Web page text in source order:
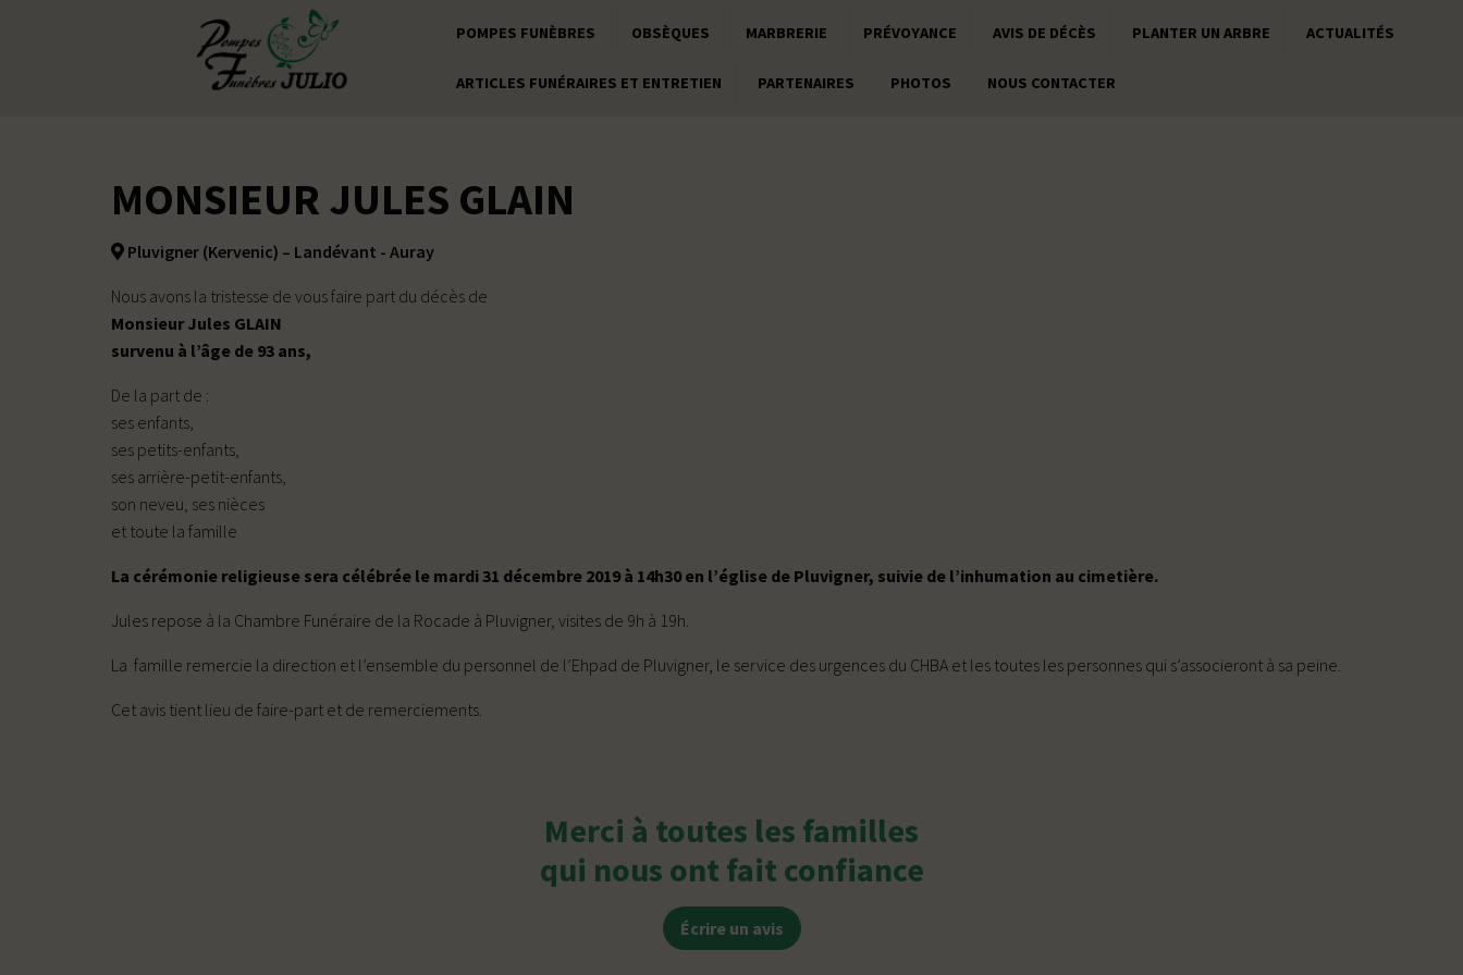
POMPES FUNÈBRES OBSÈQUES MARBRERIE PRÉVOYANCE AVIS DE DÉCÈS PLANTER UN ARBRE ACTUALITÉS
ARTICLES FUNÉRAIRES ET ENTRETIEN PARTENAIRES PHOTOS NOUS CONTACTER
MONSIEUR JULES GLAIN
Pluvigner (Kervenic) – Landévant - Auray
Nous avons la tristesse de vous faire part du décès de
Monsieur Jules GLAIN
survenu à l’âge de 93 ans,
De la part de :
ses enfants,
ses petits-enfants,
ses arrière-petit-enfants,
son neveu, ses nièces
et toute la famille
La cérémonie religieuse sera célébrée le mardi 31 décembre 2019 à 14h30 en l’église de Pluvigner, suivie de l’inhumation au cimetière.
Jules repose à la Chambre Funéraire de la Rocade à Pluvigner, visites de 9h à 19h.
La famille remercie la direction et l’ensemble du personnel de l’Ehpad de Pluvigner, le service des urgences du CHBA et les toutes les personnes qui s’associeront à sa peine.
Cet avis tient lieu de faire-part et de remerciements.
Merci à toutes les familles
qui nous ont fait confiance
Écrire un avis